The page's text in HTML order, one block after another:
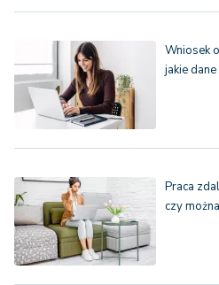
Wniosek
jakie
Praca
czy